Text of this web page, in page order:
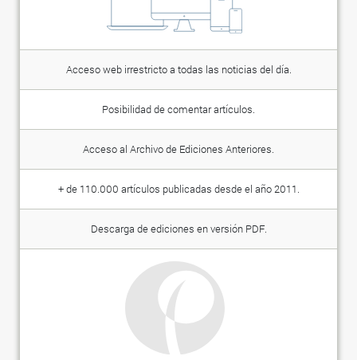
Acceso web irrestricto a todas las noticias del día.
Posibilidad de comentar artículos.
Acceso al Archivo de Ediciones Anteriores.
+ de 110.000 artículos publicadas desde el año 2011.
Descarga de ediciones en versión PDF.